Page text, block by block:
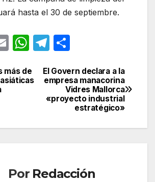
hasta el 30 de septiembre.
E
ail
W
at
p
T
e
gr
a
m
m
p
ar
tir
El Govern declara a la
empresa manacorina
Vidres Mallorca
«proyecto industrial
estratégico»
más de
Por Redacción